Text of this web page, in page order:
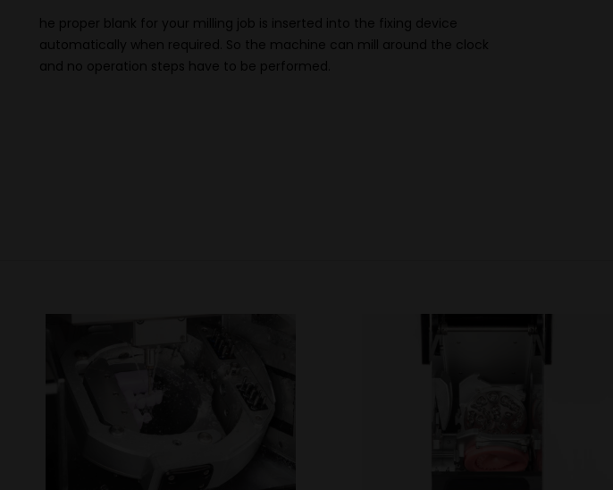
he proper blank for your milling job is inserted into the fixing device
automatically when required. So the machine can mill around the clock
and no operation steps have to be performed.